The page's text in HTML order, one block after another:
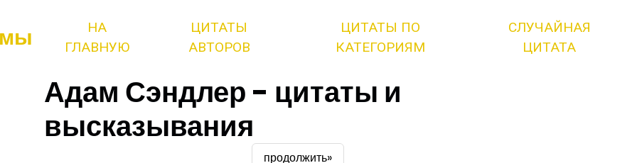
НА
ГЛАВНУЮ
ЦИТАТЫ
АВТОРОВ
ЦИТАТЫ ПО
КАТЕГОРИЯМ
СЛУЧАЙНАЯ
ЦИТАТА
Адам Сэндлер - цитаты и
высказывания
продолжить»